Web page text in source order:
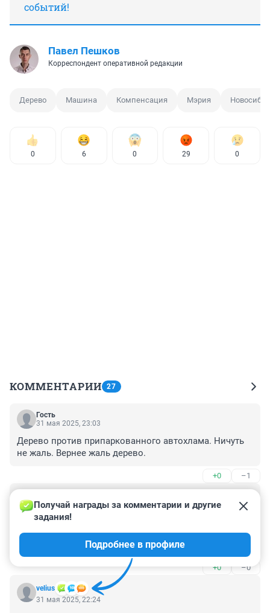
событий!
Павел Пешков
Корреспондент оперативной редакции
Дерево Машина Компенсация Мэрия
0 6 0 29 0
КОММЕНТАРИИ 27
Гость
31 мая 2025, 23:03
Дерево против припаркованного автохлама. Ничуть
не жаль. Вернее жаль дерево.
+0 –1
31 мая 2025, 22:55
Что за город? Быдлосибирск. Идешь по тротуару, тебя
обгоняют велосипедисты, мотоциклисты, самокаты.
Уже не говоря, что ямы кругом. Заходишь в Марию ра,
там одни иностранные специалисты-хамло.
+0 –0
velius
Получай награды за комментарии и другие
задания!
Подробнее в профиле
31 мая 2025, 22:24